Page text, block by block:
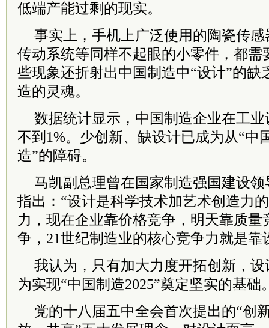
低端产能过剩的现实。
事实上，手机上广泛使用的陶瓷传
传动系统等同样不起眼的小零件，都需
些现象还折射出中国制造中“设计”的缺
造的灵魂。
数据统计显示，中国制造企业在工
不到1%。少创新、缺设计已成为从“中
造”的障碍。
马凯副总理曾在国家制造强国建设
指出：“设计是科学技术加艺术创造力
力，现在企业靠价格竞争，明天靠质量
争，21世纪制造业的核心竞争力就是靠
我认为，只有加大力度开拓创新，
为实现“中国制造2025”奠定坚实的基础
党的十八届五中全会首次提出的“创